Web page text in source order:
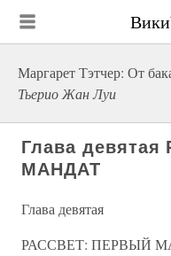
Маргарет Тэтчер: От
Тьерио Жан Луи
Глава
МАНДАТ
Глава девятая
РАССВЕТ: ПЕРВЫЙ